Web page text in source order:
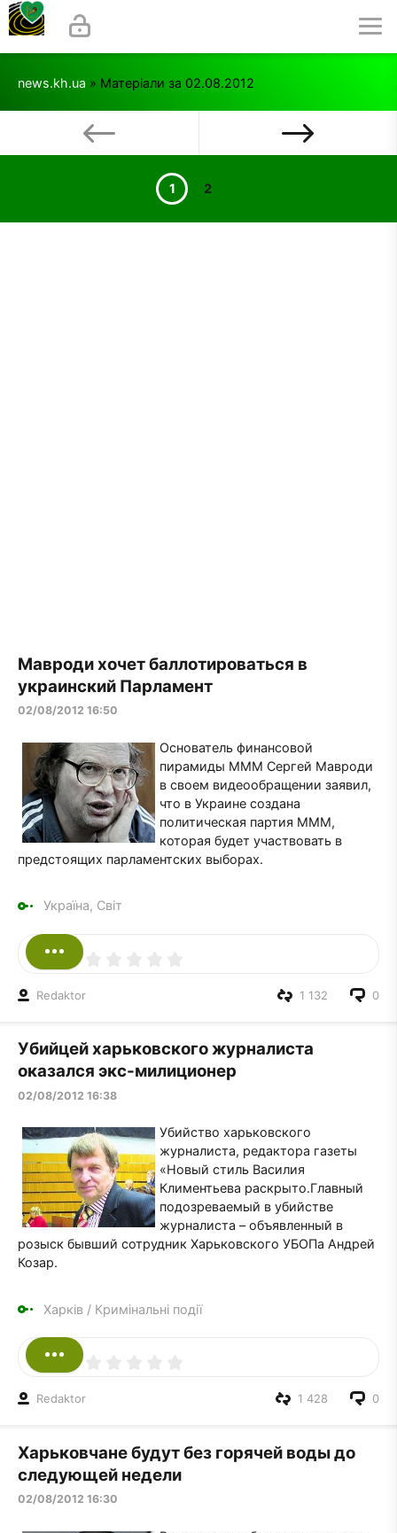
news.kh.ua » Матеріали за 02.08.2012
1 2
Мавроди хочет баллотироваться в
украинский Парламент
02/08/2012 16:50
Основатель финансовой
пирамиды МММ Сергей Мавроди
в своем видеообращении заявил,
что в Украине создана
политическая партия МММ,
которая будет участвовать в
предстоящих парламентских выборах.
Україна, Світ
Redaktor 0
1 132
Убийцей харьковского журналиста
оказался экс-милиционер
02/08/2012 16:38
Убийство харьковского
журналиста, редактора газеты
«Новый стиль Василия
Климентьева раскрыто.Главный
подозреваемый в убийстве
журналиста – объявленный в
розыск бывший сотрудник Харьковского УБОПа Андрей
Козар.
Харків / Кримінальні події
Redaktor 0
1 428
Харьковчане будут без горячей воды до
следующей недели
02/08/2012 16:30